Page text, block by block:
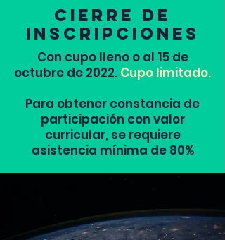
cierre de
inscripciones
Con cupo lleno o al 15 de
octubre de 2022. Cupo limitado.
Para obtener constancia de
participación con valor
curricular, se requiere
asistencia mínima de 80%